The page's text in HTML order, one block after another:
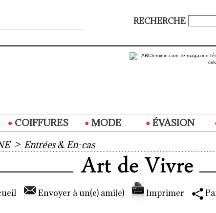
RECHERCHE
COIFFURES MODE ÉVASION
> Entrées & En-cas
Envoyer à un(e) ami(e) Imprimer